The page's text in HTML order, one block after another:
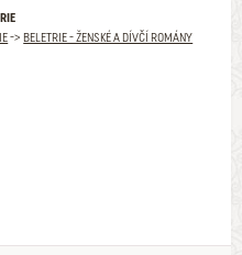
->BELETRIE - ŽENSKÉ A DÍVČÍ ROMÁNY